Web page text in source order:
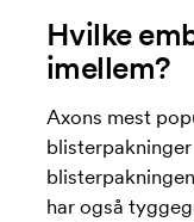
Hvilke
imellem?
Axons mest
har også